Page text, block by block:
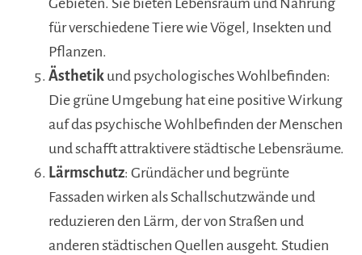
Gebieten. Sie bieten Lebensraum und Nahrung
für verschiedene Tiere wie Vögel, Insekten und
Pflanzen.
Ästhetik und psychologisches Wohlbefinden:
Die grüne Umgebung hat eine positive Wirkung
auf das psychische Wohlbefinden der Menschen
und schafft attraktivere städtische Lebensräume.
Lärmschutz: Gründächer und begrünte
Fassaden wirken als Schallschutzwände und
reduzieren den Lärm, der von Straßen und
anderen städtischen Quellen ausgeht. Studien